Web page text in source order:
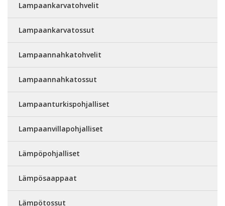
Lampaankarvatohvelit
Lampaankarvatossut
Lampaannahkatohvelit
Lampaannahkatossut
Lampaanturkispohjalliset
Lampaanvillapohjalliset
Lämpöpohjalliset
Lämpösaappaat
Lämpötossut